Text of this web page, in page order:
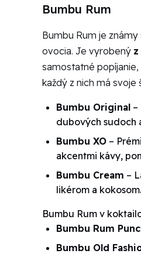
Bumbu Rum
Bumbu Rum je
ovocia. Je vyrobený
samostatné popíjanie,
každý z nich má svoje
Bumbu Original –
dubových sudoch
Bumbu XO –
akcentmi kávy,
Bumbu Cream –
likérom a kokosom.
Bumbu Rum v
Bumbu Rum
Bumbu Old